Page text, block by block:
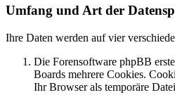
Umfang und Art der
Ihre Daten werden auf vier
Die Forensoftware phpBB
Boards mehrere Cookies.
Ihr Browser als temporäre